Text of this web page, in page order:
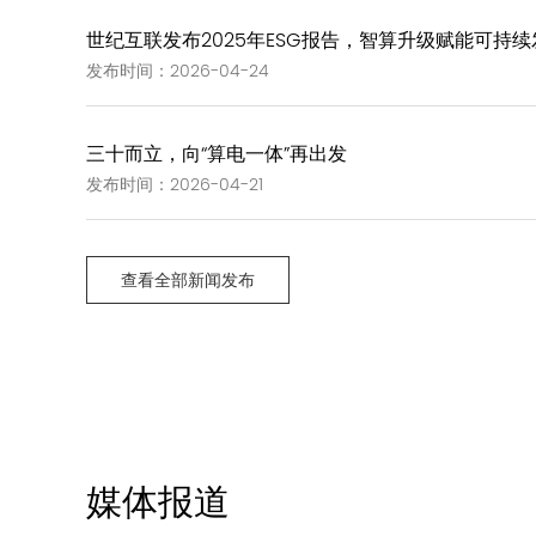
世纪互联发布2025年ESG报告，智算升级赋能可持续
发布时间：2026-04-24
三十而立，向“算电一体”再出发
发布时间：2026-04-21
查看全部新闻发布
媒体报道